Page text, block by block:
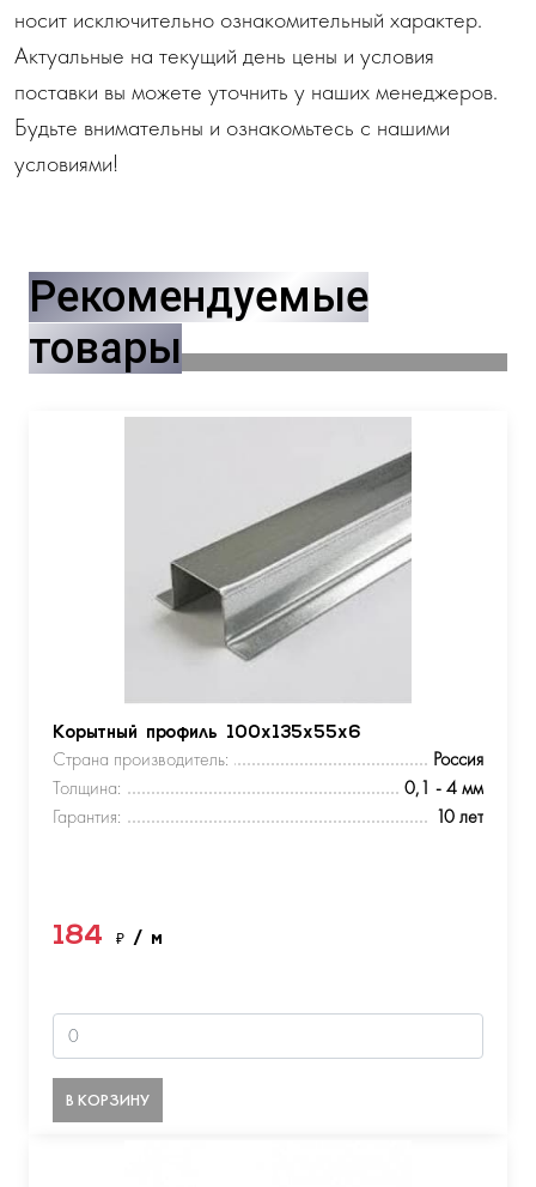
носит исключительно ознакомительный характер.
Актуальные на текущий день цены и условия
поставки вы можете уточнить у наших менеджеров.
Будьте внимательны и ознакомьтесь с нашими
условиями!
Рекомендуемые
товары
Корытный профиль 100х135х55х6
Страна производитель:
Россия
Толщина:
0,1 - 4 мм
Гарантия:
10 лет
184 ₽ / м
В КОРЗИНУ